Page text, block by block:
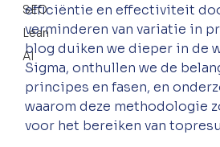
SEO
Lean
AI
efficiëntie en effectiviteit
verminderen van variatie in
blog duiken we dieper in de
Sigma, onthullen we de
principes en fasen, en
waarom deze methodologie
voor het bereiken van